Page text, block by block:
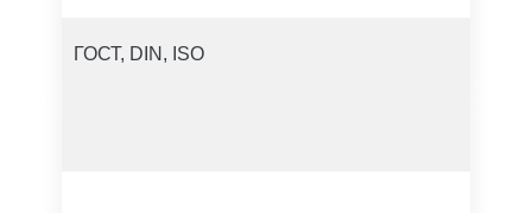
ГОСТ, DIN, ISO